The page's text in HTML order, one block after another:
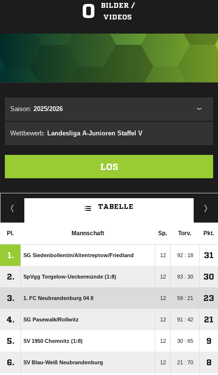
0
BILDER /
VIDEOS
Saison: 2025/2026
Wettbewerb: Landesliga A-Junioren Staffel V
LOS
TABELLE
Pl. Mannschaft Sp. Torv. Pkt.
1. SG Siedenbollentin/​Altentreptow/​Friedland 12 92 : 18 31
2. SpVgg Torgelow-Ueckermünde (1:8) 12 93 : 30 30
3. 1. FC Neubrandenburg 04 II 12 59 : 21 23
4. SG Pasewalk/​Rollwitz 12 91 : 42 21
5. SV 1950 Chemnitz (1:8) 12 30 : 65 9
6. SV Blau-Weiß Neubrandenburg 12 21 : 70 8